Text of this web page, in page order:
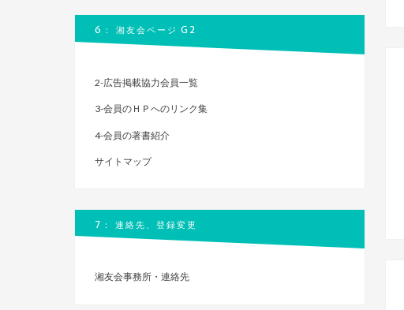
6： 湘友会ページ G2
2-広告掲載協力会員一覧
3-会員のＨＰへのリンク集
4-会員の著書紹介
サイトマップ
7： 連絡先、登録変更
湘友会事務所・連絡先